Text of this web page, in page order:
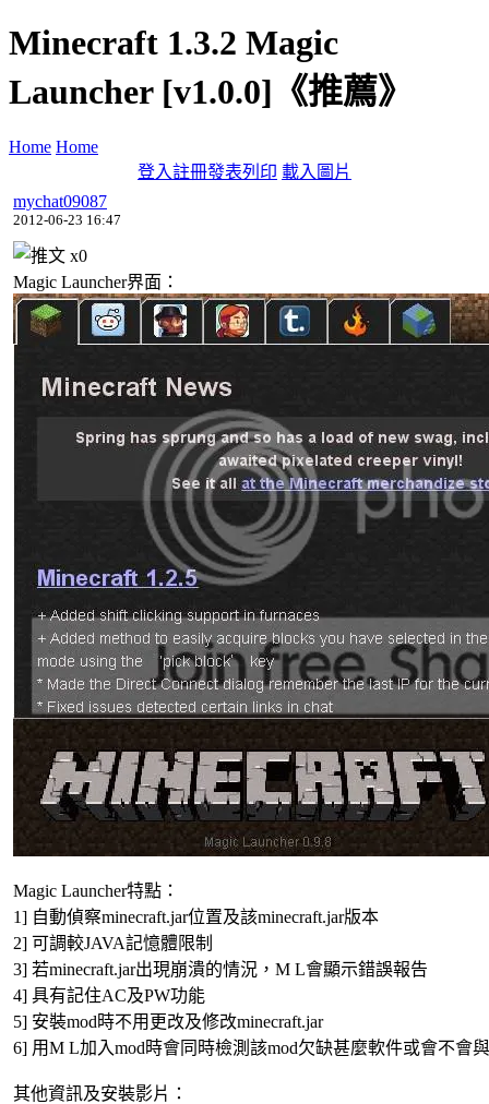
Minecraft 1.3.2 Magic
Launcher [v1.0.0]《推薦》
Home Home
登入註冊發表列印 載入圖片
mychat09087
2012-06-23 16:47
x0
Magic Launcher界面：
Magic Launcher特點：
1] 自動偵察minecraft.jar位置及該minecraft.jar版本
2] 可調較JAVA記憶體限制
3] 若minecraft.jar出現崩潰的情況，M L會顯示錯誤報告
4] 具有記住AC及PW功能
5] 安裝mod時不用更改及修改minecraft.jar
6] 用M L加入mod時會同時檢測該mod欠缺甚麼軟件或會不會
其他資訊及安裝影片：